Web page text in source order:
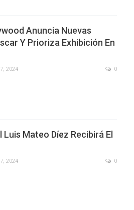
Anuncia Nuevas
Y Prioriza Exhibición En
2024 0
Luis Mateo Díez Recibirá El
2024 0